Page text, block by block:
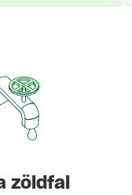
zöldfal